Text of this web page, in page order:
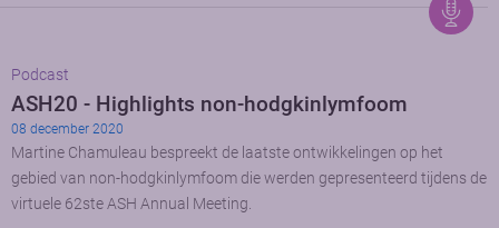
Podcast
ASH20 - Highlights non-hodgkinlymfoom
08 december 2020
Martine Chamuleau bespreekt de laatste ontwikkelingen op het
gebied van non-hodgkinlymfoom die werden gepresenteerd tijdens de
virtuele 62ste ASH Annual Meeting.